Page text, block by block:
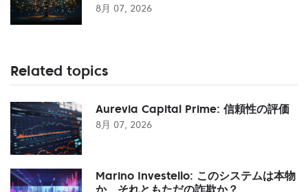
8月 07, 2026
Related topics
Aurevia Capital Prime: 信頼性の評価
8月 07, 2026
Marino Investello: このシステムは本物
か、それともただの詐欺か？